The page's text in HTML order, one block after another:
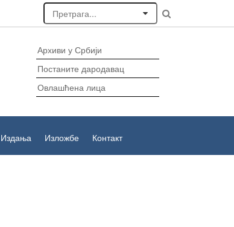
Архиви у Србији
Постаните дародавац
Овлашћена лица
Издања Изложбе Контакт